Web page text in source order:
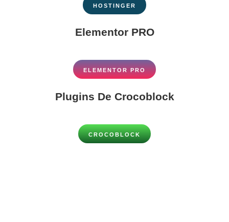
HOSTINGER
Elementor PRO
ELEMENTOR PRO
Plugins De Crocoblock
CROCOBLOCK